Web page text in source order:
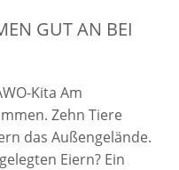
GUT AN BEI
Kita Am
Zehn Tiere
das Außengelände.
Eiern? Ein